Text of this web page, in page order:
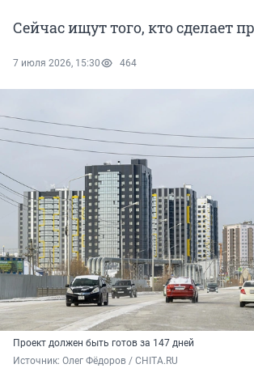
Сейчас ищут того, кто сделает
7 июля 2026, 15:30 464
Проект должен быть готов за 147 дней
Источник: Олег Фёдоров / CHITA.RU